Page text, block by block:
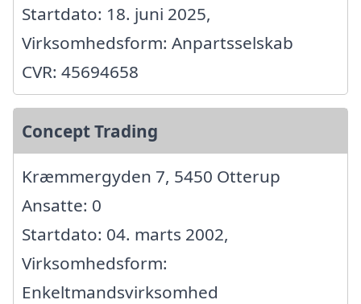
Startdato: 18. juni 2025,
Virksomhedsform: Anpartsselskab
CVR: 45694658
Concept Trading
Kræmmergyden 7, 5450 Otterup
Ansatte: 0
Startdato: 04. marts 2002,
Virksomhedsform:
Enkeltmandsvirksomhed